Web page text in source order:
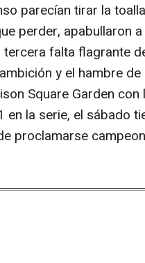
parecían tirar la
perder, apabullaron
falta flagrante
y el hambre
Square Garden con
la serie, el sábado
proclamarse